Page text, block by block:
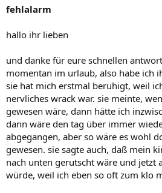
fehlalarm
hallo ihr lieben
und danke für eure schnellen
momentan im urlaub, also habe ich
sie hat mich erstmal beruhigt, weil
nervliches wrack war. sie meinte,
gewesen wäre, dann hätte ich
dann wäre den tag über immer
abgegangen, aber so wäre es wohl
gewesen. sie sagte auch, daß mein
nach unten gerutscht wäre und jetzt
würde, weil ich eben so oft zum klo